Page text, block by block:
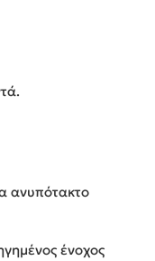
ανυπότακτο
ένοχος